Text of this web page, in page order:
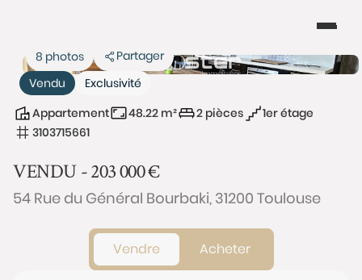
Vendu Exclusivité
8 photos Partager
Appartement 48.22 m² 2 pièces
1er étage
3103715661
VENDU -203 000€
54 Rue du Général Bourbaki, 31200 Toulouse
Vendre Acheter